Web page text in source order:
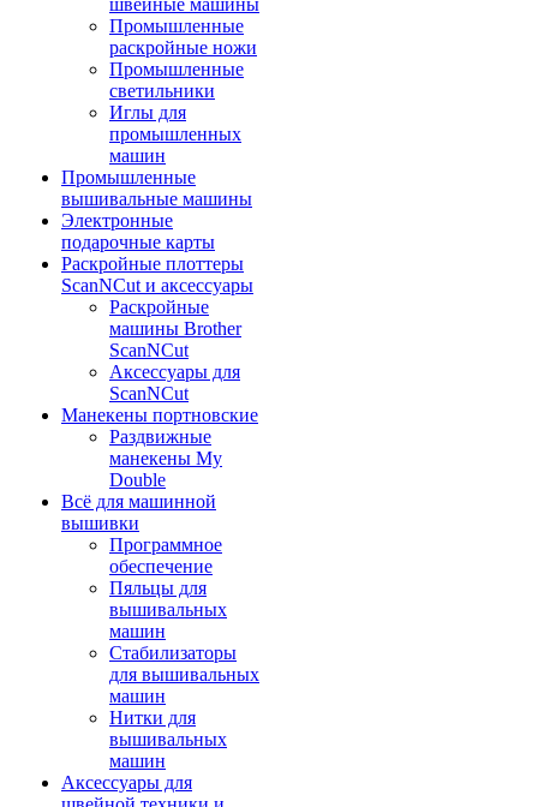
швейные машины
Промышленные
раскройные ножи
Промышленные
светильники
Иглы для
промышленных
машин
Промышленные
вышивальные машины
Электронные
подарочные карты
Раскройные плоттеры
ScanNCut и аксессуары
Раскройные
машины Brother
ScanNCut
Аксессуары для
ScanNCut
Манекены портновские
Раздвижные
манекены My
Double
Всё для машинной
вышивки
Программное
обеспечение
Пяльцы для
вышивальных
машин
Стабилизаторы
для вышивальных
машин
Нитки для
вышивальных
машин
Аксессуары для